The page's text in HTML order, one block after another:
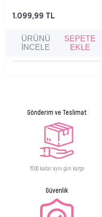
kalınlaşmasına ve sağlıklı uzamasına yardımcı
1.099,99 TL
ÜRÜNÜ
İNCELE
SEPETE
EKLE
Gönderim ve Teslimat
15:00 kadar aynı gün kargo
Güvenlik